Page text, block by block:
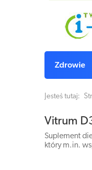
Zdrowie
Jesteś tutaj:
Vitrum
Suplement
który m.in.